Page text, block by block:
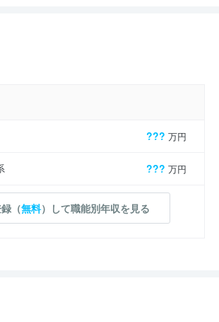
??? 万円
??? 万円
（無料）して職能別年収を見る